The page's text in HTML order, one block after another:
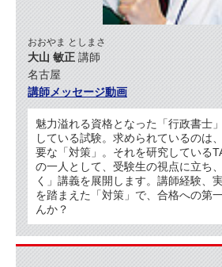
おおやま としまさ
大山 敏正 講師
名古屋
講師メッセージ動画
魅力溢れる資格となった「行政書士
している試験。求められているのは
要な「対策」。それを研究している
の一人として、受験生の視点に立ち
く」講義を展開します。講師経験、
を踏まえた「対策」で、合格への第
んか？